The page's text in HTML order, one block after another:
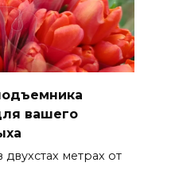
вашего
метрах от